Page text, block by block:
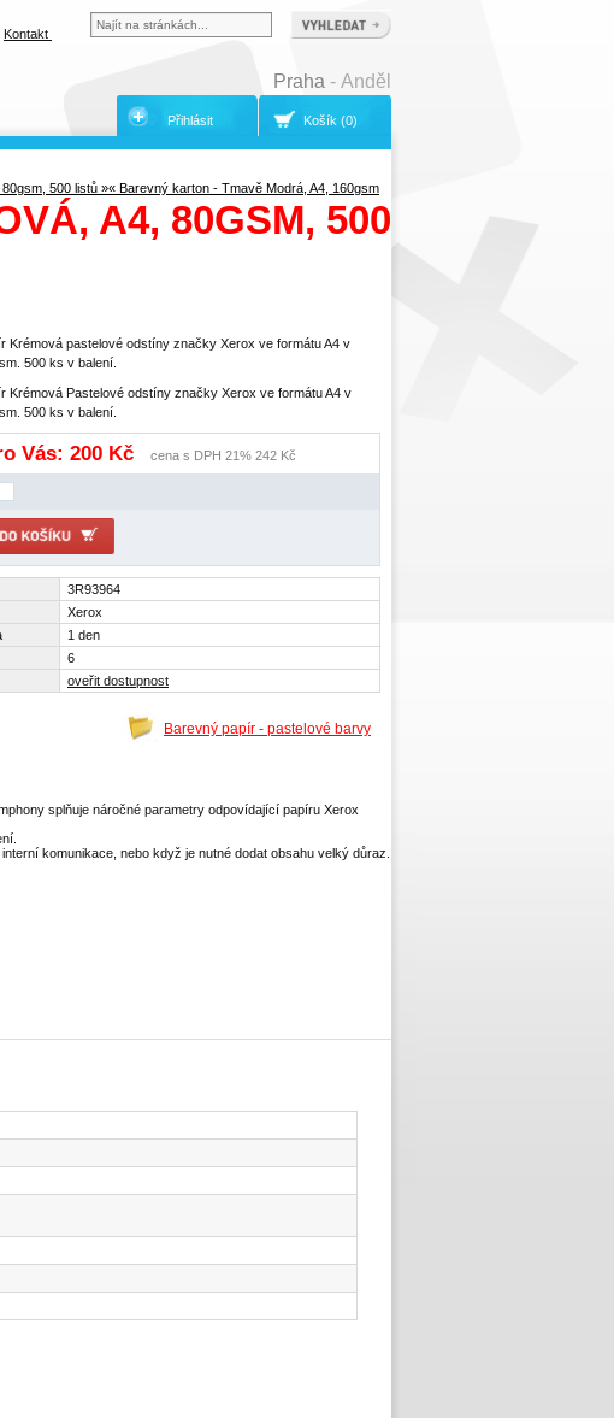
« Barevný karton - Tmavě Modrá, A4, 160gsm
500 listů »
A4, 80GSM, 500
Krémová pastelové odstíny značky Xerox ve formátu A4 v
500 ks v balení.
Krémová Pastelové odstíny značky Xerox ve formátu A4 v
500 ks v balení.
Vás: 200 Kč cena s DPH 21% 242 Kč
3R93964
Xerox
1 den
6
oveřit dostupnost
Barevný papír - pastelové barvy
splňuje náročné parametry odpovídající papíru Xerox
komunikace, nebo když je nutné dodat obsahu velký důraz.
Kontakt
Praha - Anděl
Košík (0)
Přihlásit